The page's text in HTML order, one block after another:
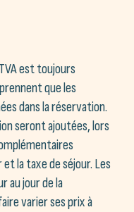
est toujours
que les
dans la réservation.
seront ajoutées, lors
la taxe de séjour. Les
au jour de la
varier ses prix à